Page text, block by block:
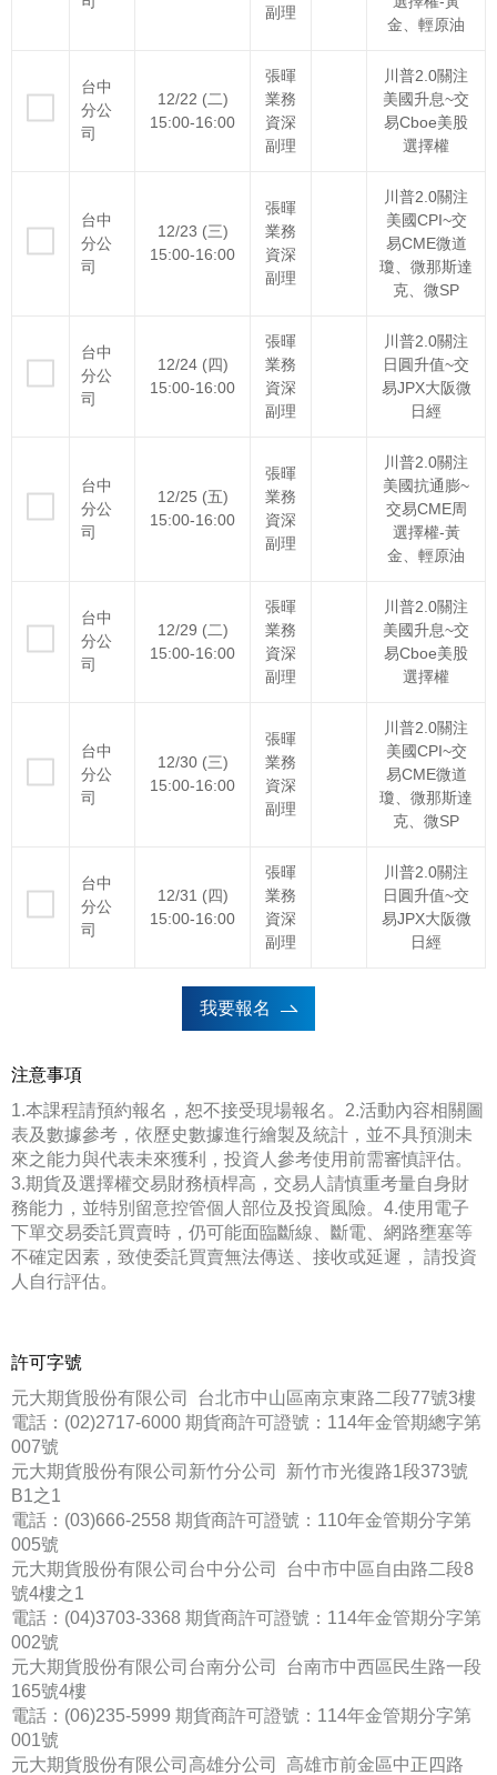
副理
金、輕原油
台中
分公
司
12/22 (二)
15:00-16:00
張暉
業務
資深
副理
川普2.0關注
美國升息~交
易Cboe美股
選擇權
台中
分公
司
12/23 (三)
15:00-16:00
張暉
業務
資深
副理
川普2.0關注
美國CPI~交
易CME微道
瓊、微那斯達
克、微SP
台中
分公
司
12/24 (四)
15:00-16:00
張暉
業務
資深
副理
川普2.0關注
日圓升值~交
易JPX大阪微
日經
台中
分公
司
12/25 (五)
15:00-16:00
張暉
業務
資深
副理
川普2.0關注
美國抗通膨~
交易CME周
選擇權-黃
金、輕原油
台中
分公
司
12/29 (二)
15:00-16:00
張暉
業務
資深
副理
川普2.0關注
美國升息~交
易Cboe美股
選擇權
台中
分公
司
12/30 (三)
15:00-16:00
張暉
業務
資深
副理
川普2.0關注
美國CPI~交
易CME微道
瓊、微那斯達
克、微SP
台中
分公
司
12/31 (四)
15:00-16:00
張暉
業務
資深
副理
川普2.0關注
日圓升值~交
易JPX大阪微
日經
我要報名
注意事項
1.本課程請預約報名，恕不接受現場報名。2.活動內容相關圖
表及數據參考，依歷史數據進行繪製及統計，並不具預測未
來之能力與代表未來獲利，投資人參考使用前需審慎評估。
3.期貨及選擇權交易財務槓桿高，交易人請慎重考量自身財
務能力，並特別留意控管個人部位及投資風險。4.使用電子
下單交易委託買賣時，仍可能面臨斷線、斷電、網路壅塞等
不確定因素，致使委託買賣無法傳送、接收或延遲， 請投資
人自行評估。
許可字號
元大期貨股份有限公司 台北市中山區南京東路二段77號3樓
電話：(02)2717-6000 期貨商許可證號：114年金管期總字第
007號
元大期貨股份有限公司新竹分公司 新竹市光復路1段373號
B1之1
電話：(03)666-2558 期貨商許可證號：110年金管期分字第
005號
元大期貨股份有限公司台中分公司 台中市中區自由路二段8
號4樓之1
電話：(04)3703-3368 期貨商許可證號：114年金管期分字第
002號
元大期貨股份有限公司台南分公司 台南市中西區民生路一段
165號4樓
電話：(06)235-5999 期貨商許可證號：114年金管期分字第
001號
元大期貨股份有限公司高雄分公司 高雄市前金區中正四路